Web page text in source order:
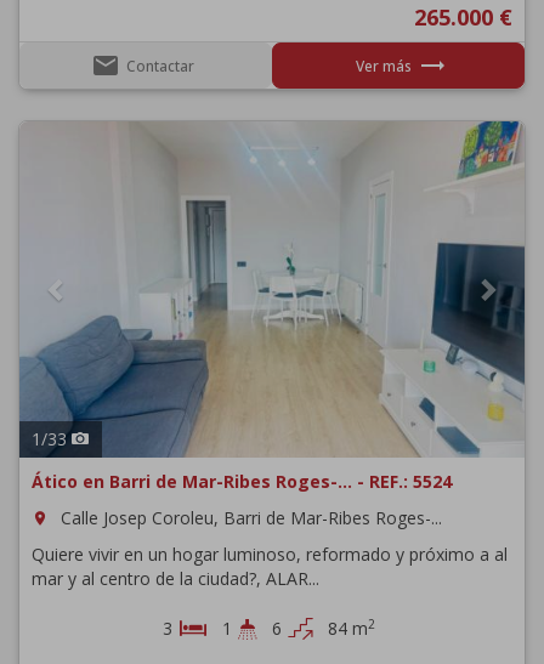
265.000 €
email Contactar Ver más trending_flat
Previous Next
1/33
Ático en Barri de Mar-Ribes Roges-... - REF.: 5524
room
Calle Josep Coroleu, Barri de Mar-Ribes Roges-...
Quiere vivir en un hogar luminoso, reformado y próximo a al
mar y al centro de la ciudad?, ALAR...
3 1 6 84 m2